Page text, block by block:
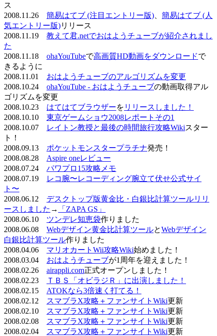
ス
2008.11.26 簡易はてブ (注目エントリー版)
簡易はてブ (人
気エントリー版)リリース
2008.11.19 教えて君.netでおはようチューブが紹介されまし
た
2008.11.18 ohaYouTubeで高画質HD動画をダウンロードで
きるように
2008.11.01 おはようチューブのアルゴリズムを変更
2008.10.24 ohaYouTube - おはようチューブの動画取得アル
ゴリズムを変更
2008.10.23 はてはてブラウザーを リリースしました！
2008.10.10 東京ゲームショウ2008レポートその1
2008.10.07
レイトン教授と最後の時間旅行攻略Wikiスター
ト！
2008.09.13 ポケットモンスタープラチナ発売！
2008.08.28 Aspire oneレビュー
2008.07.24 パワプロ15攻略メモ
2008.07.19
レコ腕〜レコーディング腕立て伏せ公式サイ
ト〜
2008.06.12 デスクトップ版黄金比・白銀比計算ツールリリ
ースしました →
「ZAPA GS」
2008.06.10 ツンデレ知恵袋作りました
2008.06.08 Webデザイン黄金比計算ツールとWebデザイン
白銀比計算ツール作りました
2008.04.06 マリオカートWii攻略Wiki始めました！
2008.03.04 おはようチューブが1周年を迎えました！
2008.02.26 airappli.com正式オープンしました！
2008.02.23
ＴＢＳ「オビラジＲ」に出演しました！
2008.02.15 ATOKなら3倍速く打てる！
2008.02.12
スマブラX攻略＋ファンサイトWiki更新
2008.02.10
スマブラX攻略＋ファンサイトWiki更新
2008.02.08
スマブラX攻略＋ファンサイトWiki更新
2008.02.04
スマブラX攻略＋ファンサイトWiki更新